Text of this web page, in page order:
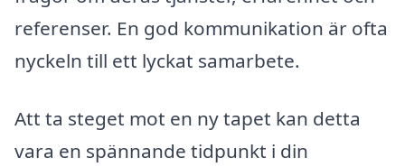
referenser. En god kommunikation är ofta
nyckeln till ett lyckat samarbete.
Att ta steget mot en ny tapet kan detta
vara en spännande tidpunkt i din